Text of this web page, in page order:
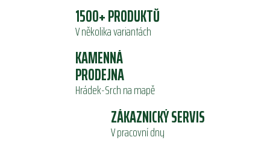
1500+ PRODUKTŮ
V několika variantách
KAMENNÁ
PRODEJNA
Hrádek-Srch na mapě
ZÁKAZNICKÝ SERVIS
V pracovní dny